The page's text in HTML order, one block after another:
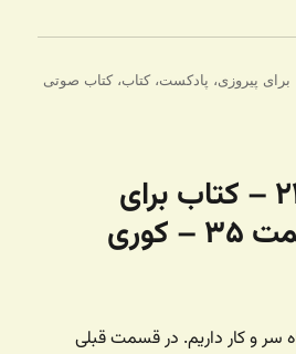
برچسب‌ها
برای پیروزی، پادکست،کتاب،کتاب صوتی
رادیوجادی ۲۴۰ – کتاب برای
پیروزی – قسمت ۳۵ – کوری
سر و کار داریم. در قسمت قبلی